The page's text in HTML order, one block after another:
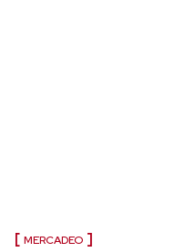
MERCADEO